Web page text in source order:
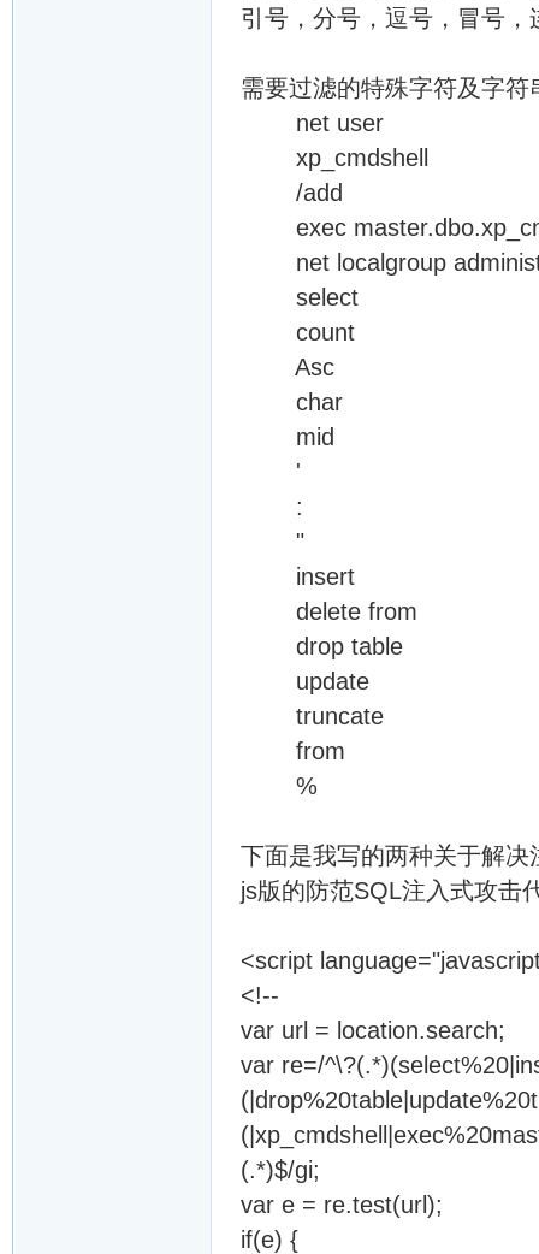
引号，分号，逗号，冒号
需要过滤的特殊字符及字符
net user
xp_cmdshell
/add
exec
net localgroup
select
count
Asc
char
mid
'
:
"
insert
delete from
drop table
update
truncate
from
%
下面是我写的两种关于解
js版的防范SQL注入式攻击
<script
<!--
var url = location.search;
var re=/
(.*)$/gi;
var e = re.test(url);
if(e) {